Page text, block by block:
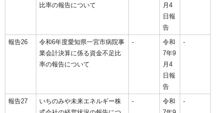
比率の報告について
月4
日報
告
報告26
令和6年度愛知県一宮市病院事
業会計決算に係る資金不足比
率の報告について
‐
令和
7年9
月4
日報
告
‐
報告27
いちのみや未来エネルギー株
‐
令和
‐